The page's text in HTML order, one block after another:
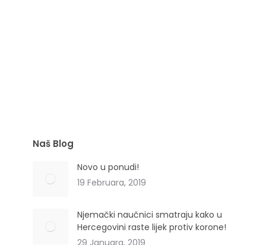
Naš Blog
Novo u ponudi!
19 Februara, 2019
Njemački naučnici smatraju kako u
Hercegovini raste lijek protiv korone!
29 Januara, 2019